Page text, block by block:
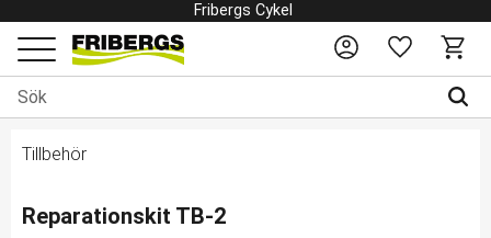
Meny
Fribergs Cykel
Favoriter
Tillbehör
Reparationskit TB-2